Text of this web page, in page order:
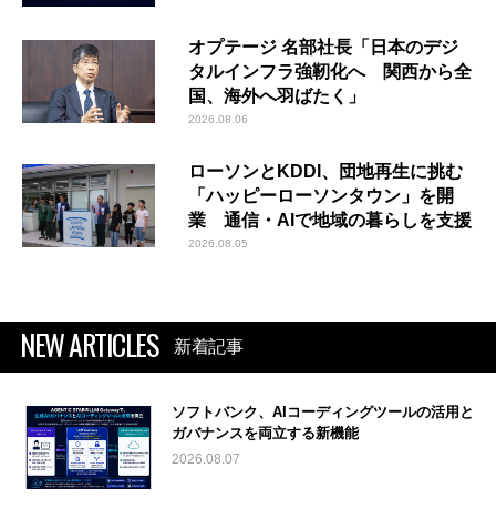
オプテージ 名部社長「日本のデジ
タルインフラ強靭化へ 関西から全
国、海外へ羽ばたく」
2026.08.06
ローソンとKDDI、団地再生に挑む
「ハッピーローソンタウン」を開
業 通信・AIで地域の暮らしを支援
2026.08.05
NEW ARTICLES 新着記事
ソフトバンク、AIコーディングツールの活用と
ガバナンスを両立する新機能
2026.08.07